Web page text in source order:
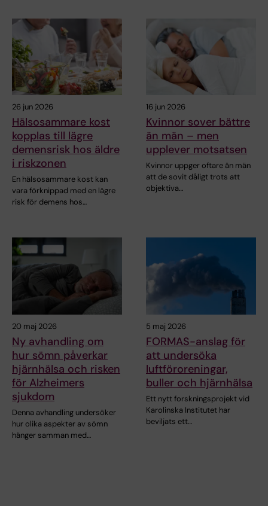
26 jun 2026
Hälsosammare kost
kopplas till lägre
demensrisk hos äldre
i riskzonen
En hälsosammare kost kan
vara förknippad med en lägre
risk för demens hos…
16 jun 2026
Kvinnor sover bättre
än män – men
upplever motsatsen
Kvinnor uppger oftare än män
att de sovit dåligt trots att
objektiva…
20 maj 2026
Ny avhandling om
hur sömn påverkar
hjärnhälsa och risken
för Alzheimers
sjukdom
Denna avhandling undersöker
hur olika aspekter av sömn
hänger samman med…
5 maj 2026
FORMAS-anslag för
att undersöka
luftföroreningar,
buller och hjärnhälsa
Ett nytt forskningsprojekt vid
Karolinska Institutet har
beviljats ett…